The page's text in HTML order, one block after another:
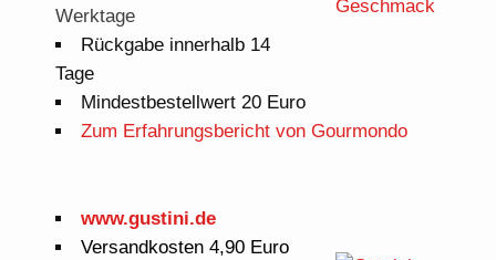
Werktage
Rückgabe innerhalb 14
Tage
Mindestbestellwert 20 Euro
Zum Erfahrungsbericht von Gourmondo
www.gustini.de
Versandkosten 4,90 Euro